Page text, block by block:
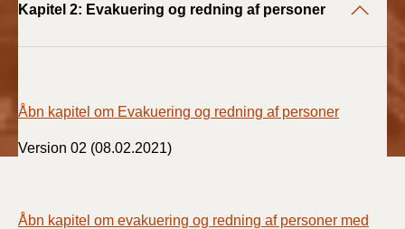
2019)
Kapitel 2: Evakuering og redning af personer
Åbn kapitel om Evakuering og redning af personer
Version 02 (08.02.2021)
Åbn kapitel om evakuering og redning af personer med